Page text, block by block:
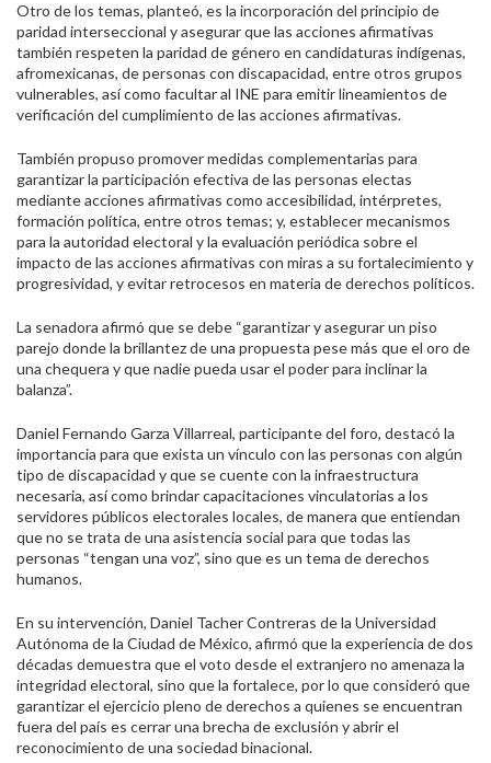
Otro de los temas, planteó, es la incorporación del principio de
paridad interseccional y asegurar que las acciones afirmativas
también respeten la paridad de género en candidaturas indígenas,
afromexicanas, de personas con discapacidad, entre otros grupos
vulnerables, así como facultar al INE para emitir lineamientos de
verificación del cumplimiento de las acciones afirmativas.
También propuso promover medidas complementarias para
garantizar la participación efectiva de las personas electas
mediante acciones afirmativas como accesibilidad, intérpretes,
formación política, entre otros temas; y, establecer mecanismos
para la autoridad electoral y la evaluación periódica sobre el
impacto de las acciones afirmativas con miras a su fortalecimiento y
progresividad, y evitar retrocesos en materia de derechos políticos.
La senadora afirmó que se debe “garantizar y asegurar un piso
parejo donde la brillantez de una propuesta pese más que el oro de
una chequera y que nadie pueda usar el poder para inclinar la
balanza”.
Daniel Fernando Garza Villarreal, participante del foro, destacó la
importancia para que exista un vínculo con las personas con algún
tipo de discapacidad y que se cuente con la infraestructura
necesaria, así como brindar capacitaciones vinculatorias a los
servidores públicos electorales locales, de manera que entiendan
que no se trata de una asistencia social para que todas las
personas “tengan una voz”, sino que es un tema de derechos
humanos.
En su intervención, Daniel Tacher Contreras de la Universidad
Autónoma de la Ciudad de México, afirmó que la experiencia de dos
décadas demuestra que el voto desde el extranjero no amenaza la
integridad electoral, sino que la fortalece, por lo que consideró que
garantizar el ejercicio pleno de derechos a quienes se encuentran
fuera del país es cerrar una brecha de exclusión y abrir el
reconocimiento de una sociedad binacional.